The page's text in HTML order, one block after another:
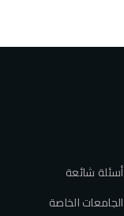
أسئلة شائعة
الجامعات الخاصة